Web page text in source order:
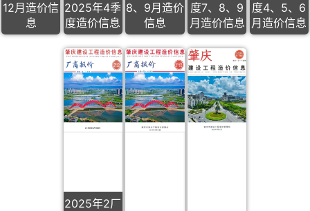
12月造价信
息
2025年4季
度造价信息
8、9月造价
信息
度7、8、9
月造价信息
度4、5、6
月造价信息
2025年2厂